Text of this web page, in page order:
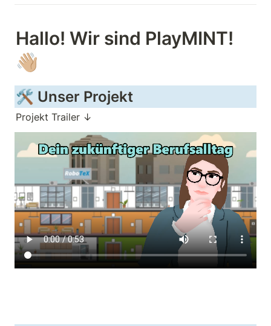
Hallo! Wir sind PlayMINT!
👋🏼
🛠 Unser Projekt
Projekt Trailer ↓